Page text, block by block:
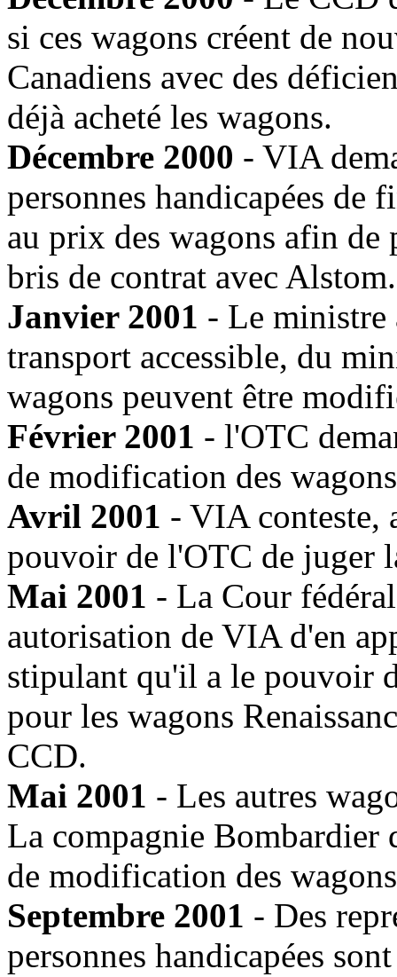
si ces wagons créent de
Canadiens avec des
déjà acheté les wagons.
Décembre 2000 - VIA
personnes handicapées de
au prix des wagons afin de
bris de contrat avec Alstom.
Janvier 2001 - Le ministre
transport accessible, du
wagons peuvent être
Février 2001 - l'OTC
de modification des
Avril 2001 - VIA conteste,
pouvoir de l'OTC de juger
Mai 2001 - La Cour
autorisation de VIA d'en
stipulant qu'il a le pouvoir
pour les wagons
CCD.
Mai 2001 - Les autres
La compagnie Bombardier
de modification des
Septembre 2001 - Des
personnes handicapées